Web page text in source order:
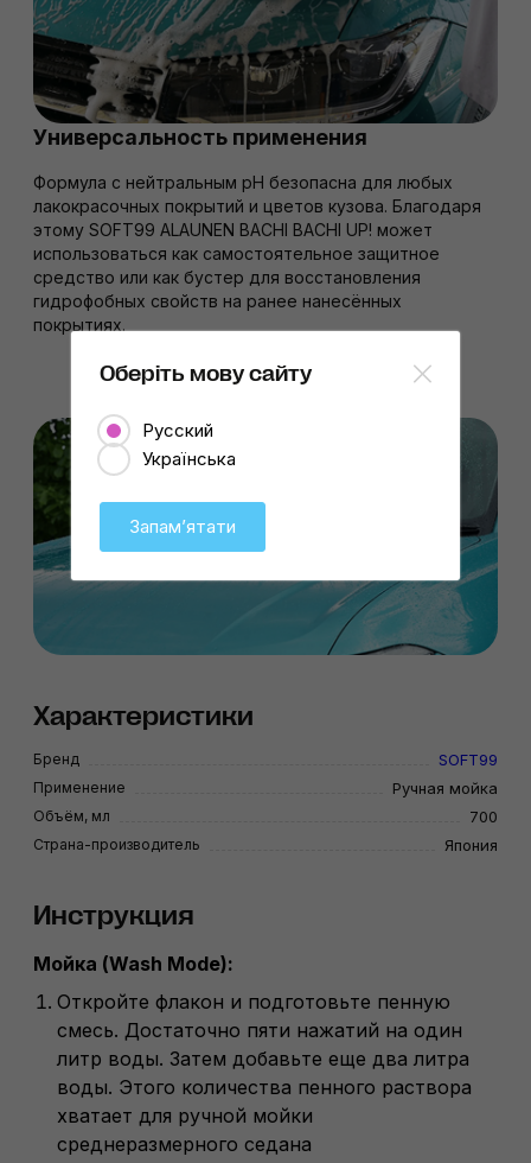
Универсальность применения
Формула с нейтральным pH безопасна для любых
лакокрасочных покрытий и цветов кузова. Благодаря
этому SOFT99 ALAUNEN BACHI BACHI UP! может
использоваться как самостоятельное защитное
средство или как бустер для восстановления
гидрофобных свойств на ранее нанесённых
покрытиях.
Характеристики
Бренд SOFT99
Применение Ручная мойка
Объём, мл 700
Страна-производитель Япония
Инструкция
Мойка (Wash Mode):
Откройте флакон и подготовьте пенную
смесь. Достаточно пяти нажатий на один
литр воды. Затем добавьте еще два литра
воды. Этого количества пенного раствора
хватает для ручной мойки
среднеразмерного седана
Оберіть мову сайту
Русский
Українська
Запамʼятати